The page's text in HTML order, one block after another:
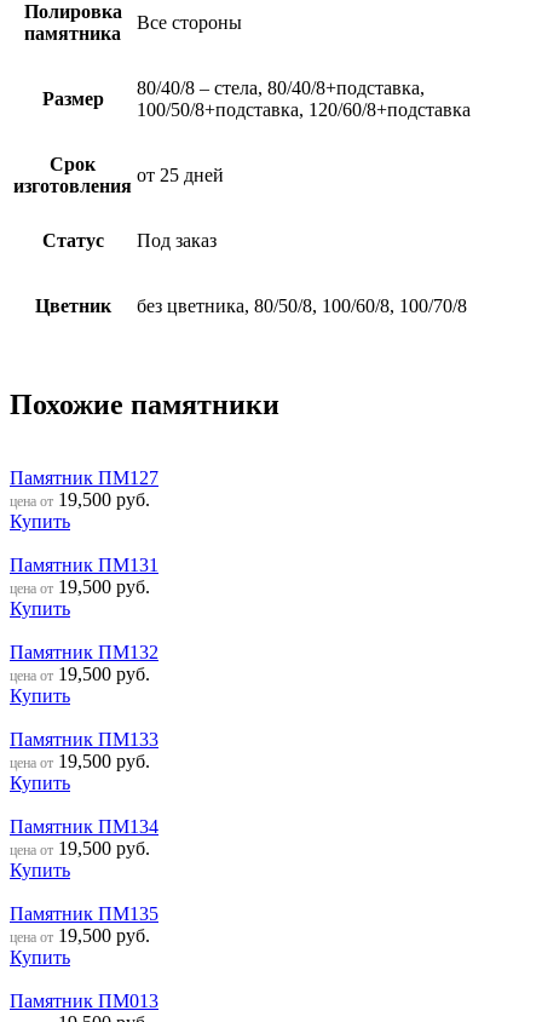
Полировка
памятника
Все стороны
Размер
80/40/8 – стела, 80/40/8+подставка,
100/50/8+подставка, 120/60/8+подставка
Срок
изготовления
от 25 дней
Статус Под заказ
Цветник без цветника, 80/50/8, 100/60/8, 100/70/8
Похожие памятники
Памятник ПМ127
цена от 19,500 руб.
Купить
Памятник ПМ131
цена от 19,500 руб.
Купить
Памятник ПМ132
цена от 19,500 руб.
Купить
Памятник ПМ133
цена от 19,500 руб.
Купить
Памятник ПМ134
цена от 19,500 руб.
Купить
Памятник ПМ135
цена от 19,500 руб.
Купить
Памятник ПМ013